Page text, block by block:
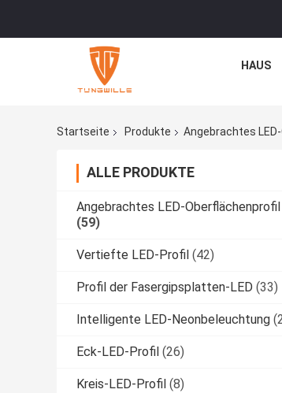
HAUS
Startseite Produkte Angebrachtes
ALLE PRODUKTE
Angebrachtes LED-Oberflächenprofil
(59)
Vertiefte LED-Profil (42)
Profil der Fasergipsplatten-LED (33)
Intelligente LED-Neonbeleuchtung
Eck-LED-Profil (26)
Kreis-LED-Profil (8)